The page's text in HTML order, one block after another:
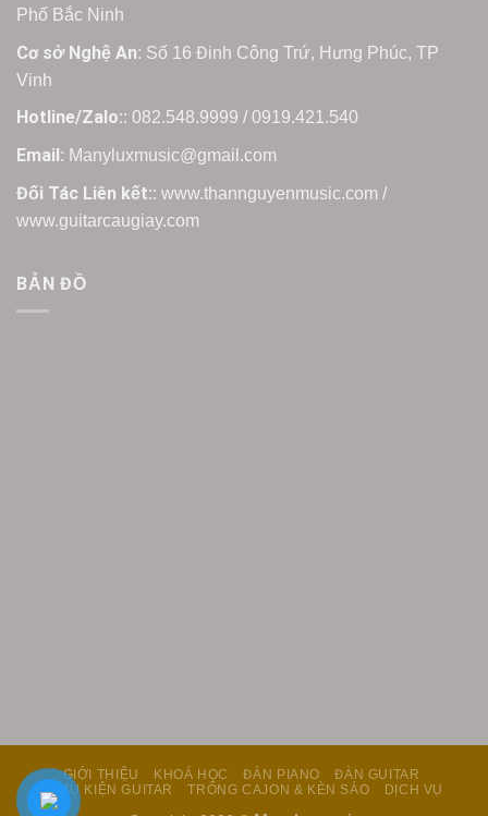
Phố Bắc Ninh
Cơ sở Nghệ An: Số 16 Đinh Công Trứ, Hưng Phúc, TP
Vinh
Hotline/Zalo:: 082.548.9999 / 0919.421.540
Email: Manyluxmusic@gmail.com
Đối Tác Liên kết:: www.thannguyenmusic.com /
www.guitarcaugiay.com
BẢN ĐỒ
GIỚI THIỆU KHOÁ HỌC ĐÀN PIANO
ĐÀN GUITAR
PHỤ KIỆN GUITAR
TRỐNG CAJON & KÈN SÁO DỊCH VỤ